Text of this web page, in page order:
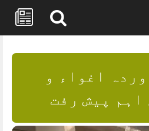
اغواء و
اہم پیش رفت